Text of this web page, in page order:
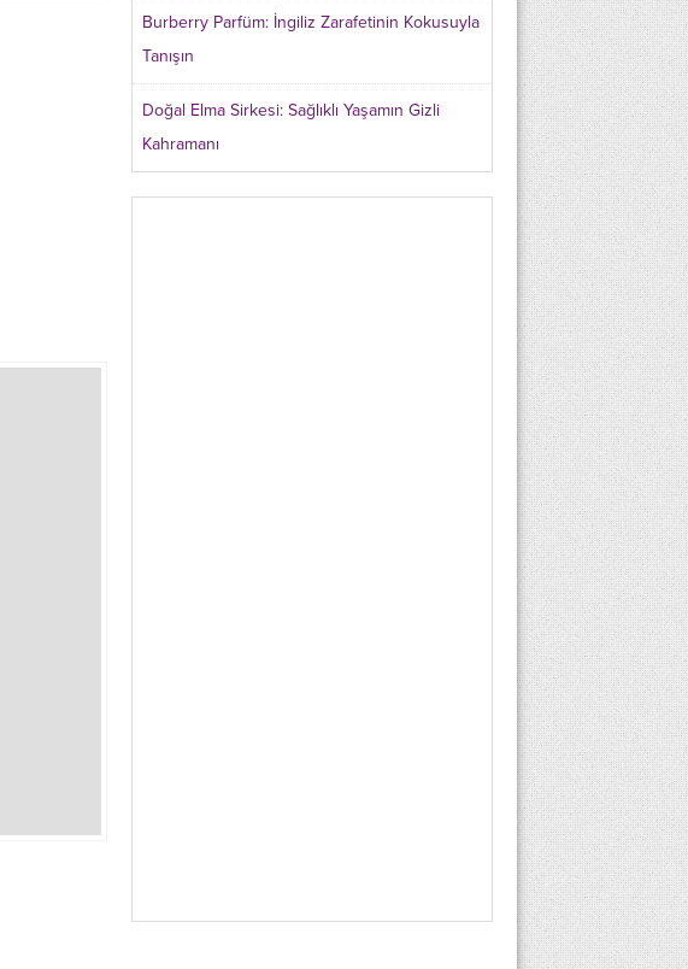
Burberry Parfüm: İngiliz Zarafetinin Kokusuyla
Tanışın
Doğal Elma Sirkesi: Sağlıklı Yaşamın Gizli
Kahramanı